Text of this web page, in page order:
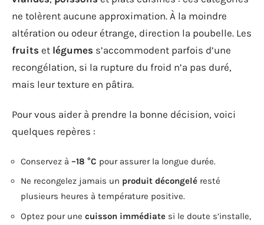
ne tolèrent aucune approximation. À la moindre
altération ou odeur étrange, direction la poubelle. Les
fruits et légumes s’accommodent parfois d’une
recongélation, si la rupture du froid n’a pas duré,
mais leur texture en pâtira.
Pour vous aider à prendre la bonne décision, voici
quelques repères :
Conservez à –18 °C pour assurer la longue durée.
Ne recongelez jamais un produit décongelé resté
plusieurs heures à température positive.
Optez pour une cuisson immédiate si le doute s’installe,